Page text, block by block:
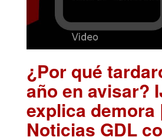
¿Por qué
año en avisar?
explica demora
Noticias GDL